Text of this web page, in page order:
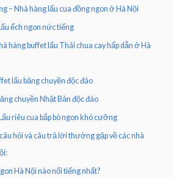
– Nhà hàng lẩu cua đồng ngon ở Hà Nội
ếch ngon nức tiếng
hàng buffet lẩu Thái chua cay hấp dẫn ở Hà
lẩu băng chuyền độc đáo
chuyền Nhật Bản độc đáo
riêu cua bắp bò ngon khó cưỡng
hỏi và câu trả lời thường gặp về các nhà
Hà Nội nào nổi tiếng nhất?